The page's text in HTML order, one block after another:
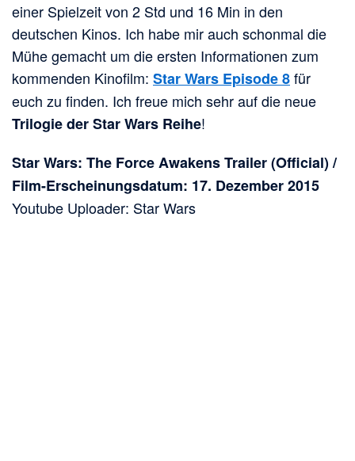
einer Spielzeit von 2 Std und 16 Min in den
deutschen Kinos. Ich habe mir auch schonmal die
Mühe gemacht um die ersten Informationen zum
kommenden Kinofilm: Star Wars Episode 8für
euch zu finden. Ich freue mich sehr auf die neue
Trilogie der Star Wars Reihe!
Star Wars: The Force Awakens Trailer (Official) /
Film-Erscheinungsdatum: 17. Dezember 2015
Youtube Uploader: Star Wars